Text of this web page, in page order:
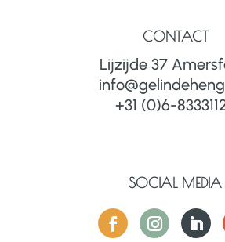
CONTACT
Lijzijde 37
+31 (0)6-
SOCIAL MEDIA